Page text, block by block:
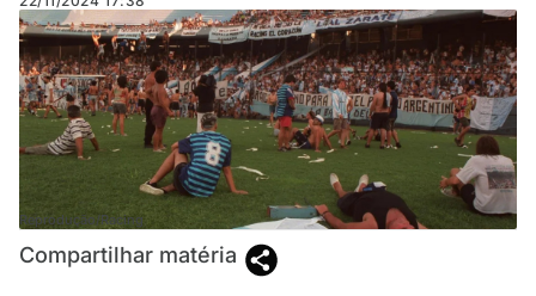
Reprodução/Racing
Compartilhar matéria